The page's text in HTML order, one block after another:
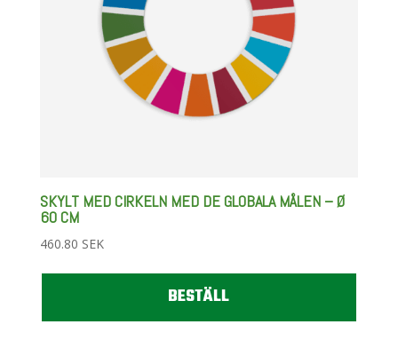
SKYLT MED CIRKELN MED DE GLOBALA MÅLEN – Ø
60 CM
460.80 SEK
BESTÄLL